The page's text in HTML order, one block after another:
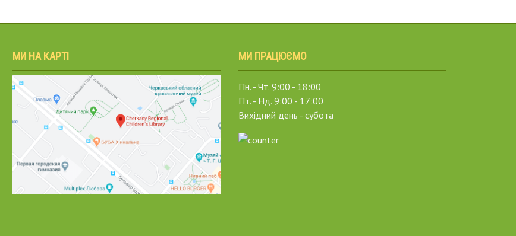
МИ НА КАРТІ МИ ПРАЦЮЄМО
Пн. - Чт. 9:00 - 18:00
Пт. - Нд. 9:00 - 17:00
Вихідний день - субота